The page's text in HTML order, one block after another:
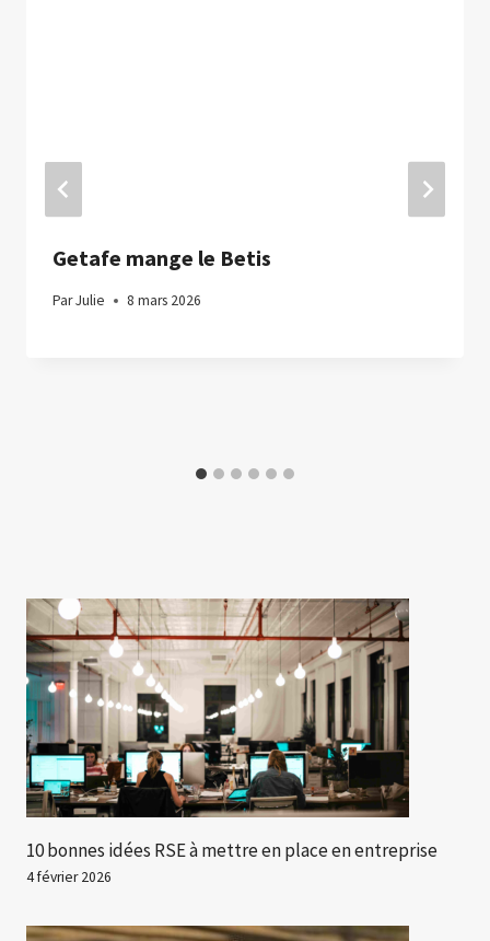
Getafe mange le Betis
ParJulie 8 mars 2026
10 bonnes idées RSE à mettre en place en entreprise
4 février 2026